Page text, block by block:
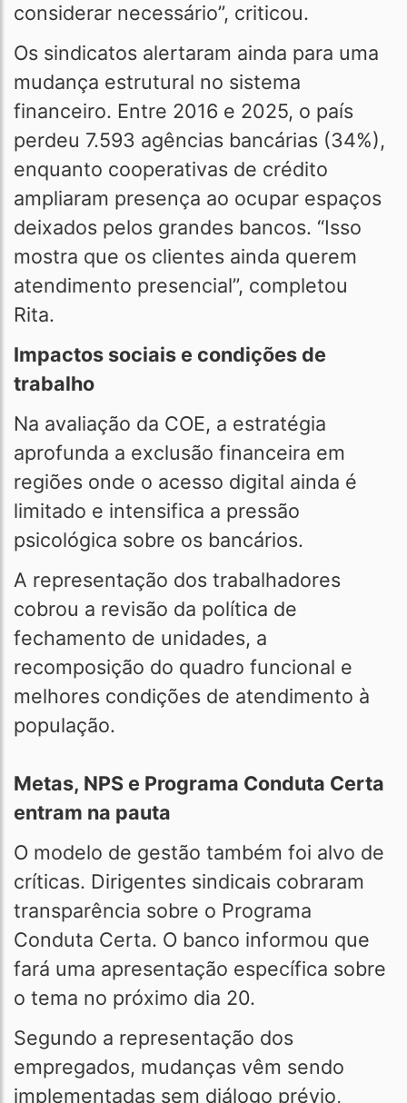
considerar necessário”, criticou.
Os sindicatos alertaram ainda para uma
mudança estrutural no sistema
financeiro. Entre 2016 e 2025, o país
perdeu 7.593 agências bancárias (34%),
enquanto cooperativas de crédito
ampliaram presença ao ocupar espaços
deixados pelos grandes bancos. “Isso
mostra que os clientes ainda querem
atendimento presencial”, completou
Rita.
Impactos sociais e condições de
trabalho
Na avaliação da COE, a estratégia
aprofunda a exclusão financeira em
regiões onde o acesso digital ainda é
limitado e intensifica a pressão
psicológica sobre os bancários.
A representação dos trabalhadores
cobrou a revisão da política de
fechamento de unidades, a
recomposição do quadro funcional e
melhores condições de atendimento à
população.
Metas, NPS e Programa Conduta Certa
entram na pauta
O modelo de gestão também foi alvo de
críticas. Dirigentes sindicais cobraram
transparência sobre o Programa
Conduta Certa. O banco informou que
fará uma apresentação específica sobre
o tema no próximo dia 20.
Segundo a representação dos
empregados, mudanças vêm sendo
implementadas sem diálogo prévio,